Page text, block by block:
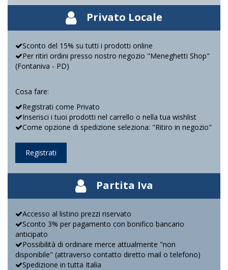
Privato Locale
Sconto del 15% su tutti i prodotti online
Per ritiri ordini presso nostro negozio "Meneghetti Shop"
(Fontaniva - PD)
Cosa fare:
Registrati come Privato
Inserisci i tuoi prodotti nel carrello o nella tua wishlist
Come opzione di spedizione seleziona: "Ritiro in negozio"
Registrati
Partita Iva
Accesso al listino prezzi riservato
Sconto 3% per pagamento con bonifico bancario
anticipato
Possibilità di ordinare merce attualmente "non
disponibile" (attraverso contatto diretto mail o telefono)
Spedizione in tutta Italia